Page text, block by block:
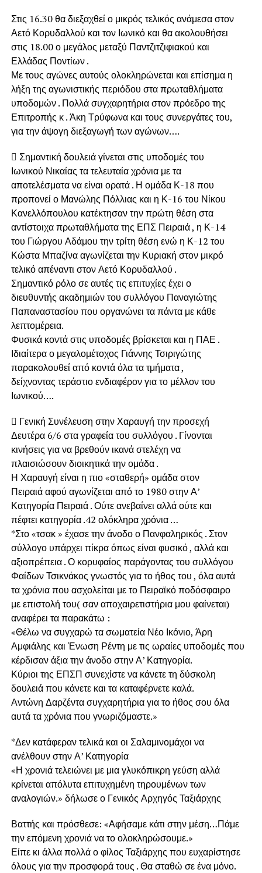
Στις 16.30 θα διεξαχθεί ο μικρός τελικός ανάμεσα στον
Αετό Κορυδαλλού και τον Ιωνικό και θα ακολουθήσει
στις 18.00 ο μεγάλος μεταξύ Παντζιτζιφιακού και
Ελλάδας Ποντίων .
Με τους αγώνες αυτούς ολοκληρώνεται και επίσημα η
λήξη της αγωνιστικής περιόδου στα πρωταθλήματα
υποδομών . Πολλά συγχαρητήρια στον πρόεδρο της
Επιτροπής κ . Άκη Τρύφωνα και τους συνεργάτες του,
για την άψογη διεξαγωγή των αγώνων….
 Σημαντική δουλειά γίνεται στις υποδομές του
Ιωνικού Νικαίας τα τελευταία χρόνια με τα
αποτελέσματα να είναι ορατά . Η ομάδα Κ-18 που
προπονεί ο Μανώλης Πόλλιας και η Κ-16 του Νίκου
Κανελλόπουλου κατέκτησαν την πρώτη θέση στα
αντίστοιχα πρωταθλήματα της ΕΠΣ Πειραιά , η Κ-14
του Γιώργου Αδάμου την τρίτη θέση ενώ η Κ-12 του
Κώστα Μπαζίνα αγωνίζεται την Κυριακή στον μικρό
τελικό απέναντι στον Αετό Κορυδαλλού .
Σημαντικό ρόλο σε αυτές τις επιτυχίες έχει ο
διευθυντής ακαδημιών του συλλόγου Παναγιώτης
Παπαναστασίου που οργανώνει τα πάντα με κάθε
λεπτομέρεια.
Φυσικά κοντά στις υποδομές βρίσκεται και η ΠΑΕ .
Ιδιαίτερα ο μεγαλομέτοχος Γιάννης Τσιριγώτης
παρακολουθεί από κοντά όλα τα τμήματα ,
δείχνοντας τεράστιο ενδιαφέρον για το μέλλον του
Ιωνικού….
 Γενική Συνέλευση στην Χαραυγή την προσεχή
Δευτέρα 6/6 στα γραφεία του συλλόγου . Γίνονται
κινήσεις για να βρεθούν ικανά στελέχη να
πλαισιώσουν διοικητικά την ομάδα .
Η Χαραυγή είναι η πιο «σταθερή» ομάδα στον
Πειραιά αφού αγωνίζεται από το 1980 στην Α’
Κατηγορία Πειραιά . Ούτε ανεβαίνει αλλά ούτε και
πέφτει κατηγορία .42 ολόκληρα χρόνια …
*Στο «τσακ » έχασε την άνοδο ο Πανφαληρικός . Στον
σύλλογο υπάρχει πίκρα όπως είναι φυσικό , αλλά και
αξιοπρέπεια . Ο κορυφαίος παράγοντας του συλλόγου
Φαίδων Τσικνάκος γνωστός για το ήθος του , όλα αυτά
τα χρόνια που ασχολείται με το Πειραϊκό ποδόσφαιρο
με επιστολή του( σαν αποχαιρετιστήρια μου φαίνεται)
αναφέρει τα παρακάτω :
«Θέλω να συγχαρώ τα σωματεία Νέο Ικόνιο, Άρη
Αμφιάλης και Ένωση Ρέντη με τις ωραίες υποδομές που
κέρδισαν άξια την άνοδο στην Α’ Κατηγορία.
Κύριοι της ΕΠΣΠ συνεχίστε να κάνετε τη δύσκολη
δουλειά που κάνετε και τα καταφέρνετε καλά.
Αντώνη Δαρζέντα συγχαρητήρια για το ήθος σου όλα
αυτά τα χρόνια που γνωριζόμαστε.»
*Δεν κατάφεραν τελικά και οι Σαλαμινομάχοι να
ανέλθουν στην Α’ Κατηγορία
«Η χρονιά τελειώνει με μια γλυκόπικρη γεύση αλλά
κρίνεται απόλυτα επιτυχημένη τηρουμένων των
αναλογιών.» δήλωσε ο Γενικός Αρχηγός Ταξιάρχης
Βαττής και πρόσθεσε: «Αφήσαμε κάτι στην μέση…Πάμε
την επόμενη χρονιά να το ολοκληρώσουμε.»
Είπε κι άλλα πολλά ο φίλος Ταξιάρχης που ευχαρίστησε
όλους για την προσφορά τους . Θα σταθώ σε ένα μόνο.